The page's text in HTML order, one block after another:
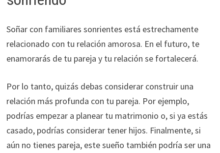
Soñar con familiares sonrientes está estrechamente
relacionado con tu relación amorosa. En el futuro, te
enamorarás de tu pareja y tu relación se fortalecerá.
Por lo tanto, quizás debas considerar construir una
relación más profunda con tu pareja. Por ejemplo,
podrías empezar a planear tu matrimonio o, si ya estás
casado, podrías considerar tener hijos. Finalmente, si
aún no tienes pareja, este sueño también podría ser una